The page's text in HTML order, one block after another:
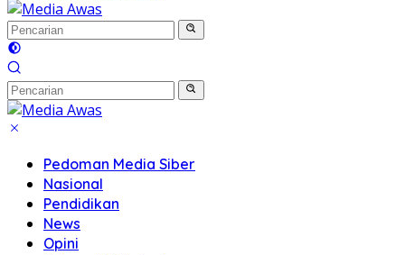
Pedoman Media Siber
Nasional
Pendidikan
News
Opini